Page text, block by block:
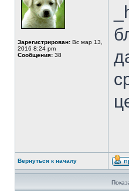
Зарегистрирован: Вс мар 13,
2016 8:24 pm
Сообщения: 38
Вернуться к началу